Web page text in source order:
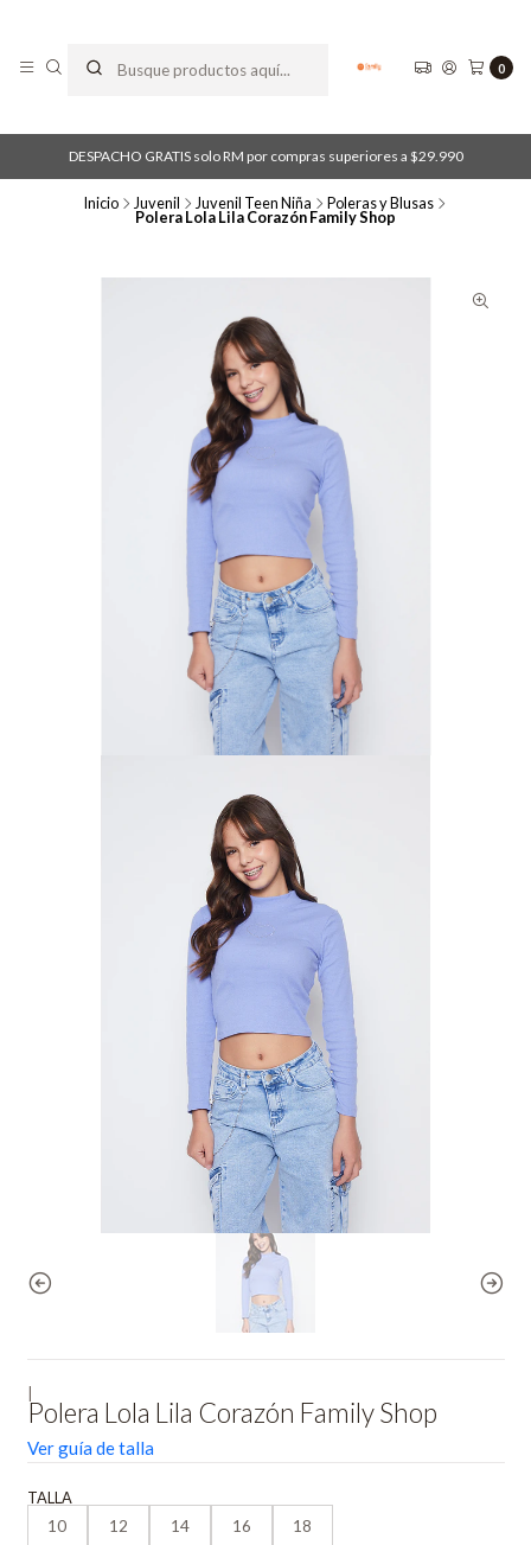
0
DESPACHO GRATIS solo RM por compras superiores a $29.990
Inicio Juvenil Juvenil Teen Niña Poleras y Blusas
Polera Lola Lila Corazón Family Shop
Polera Lola Lila Corazón Family Shop
Ver guía de talla
TALLA
10
12 14 16
18